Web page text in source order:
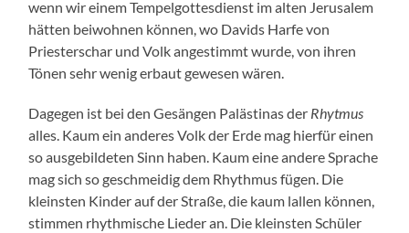
wenn wir einem Tempelgottesdienst im alten Jerusalem
hätten beiwohnen können, wo Davids Harfe von
Priesterschar und Volk angestimmt wurde, von ihren
Tönen sehr wenig erbaut gewesen wären.
Dagegen ist bei den Gesängen Palästinas der Rhytmus
alles. Kaum ein anderes Volk der Erde mag hierfür einen
so ausgebildeten Sinn haben. Kaum eine andere Sprache
mag sich so geschmeidig dem Rhythmus fügen. Die
kleinsten Kinder auf der Straße, die kaum lallen können,
stimmen rhythmische Lieder an. Die kleinsten Schüler